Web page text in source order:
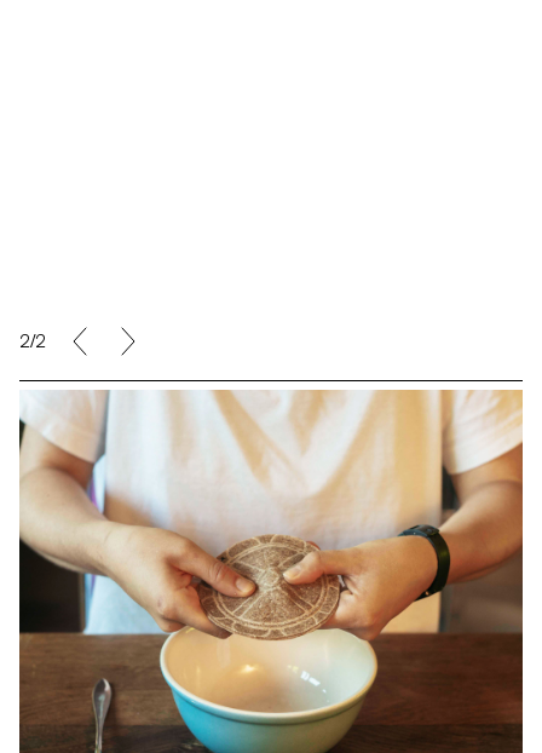
2/2